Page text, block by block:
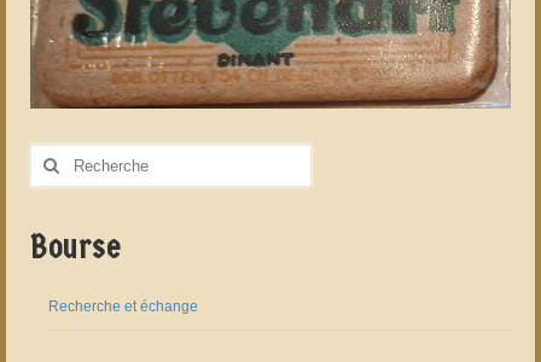
Rechercher
Bourse
Recherche et échange